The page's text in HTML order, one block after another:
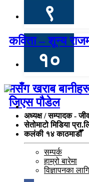
९
कविता – शून्य
१०
मसँग खराब
जिएस पौडेल
अध्यक्ष / सम्पादक -
सेतोमाटो मिडिया
कलंकी १४ काठमाडौँ
सम्पर्क
हाम्रो बारेमा
विज्ञापनका लागि